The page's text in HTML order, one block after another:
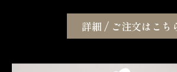
詳細 / ご注文はこち